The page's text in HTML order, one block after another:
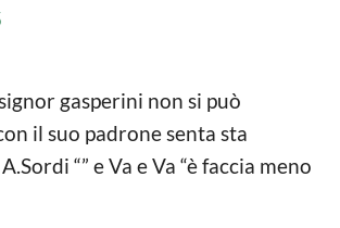
gasperini non si può
il suo padrone senta sta
“” e Va e Va “è faccia meno